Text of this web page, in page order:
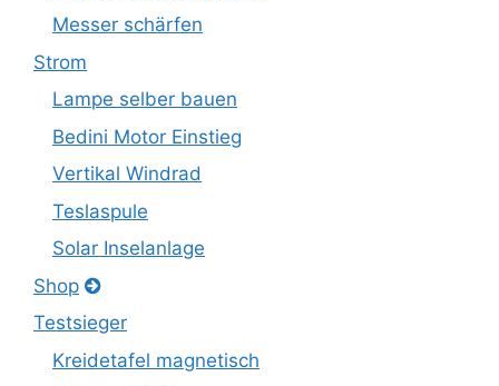
Messer schärfen
Strom
Lampe selber bauen
Bedini Motor Einstieg
Vertikal Windrad
Teslaspule
Solar Inselanlage
Shop
Testsieger
Kreidetafel magnetisch